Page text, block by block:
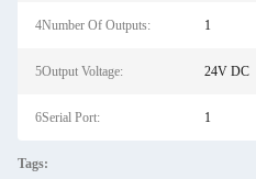
4Number Of Outputs: 1
5Output Voltage: 24V DC
6Serial Port: 1
Tags: